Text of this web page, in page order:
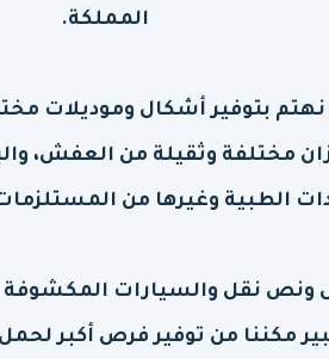
المملكة.
نهتم بتوفير أشكال وموديلات
مختلفة وثقيلة من العفش،
الطبية وغيرها من
ونص نقل والسيارات
مكننا من توفير فرص أكبر